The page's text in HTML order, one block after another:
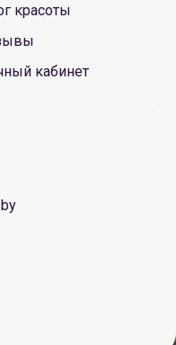
красоты
кабинет